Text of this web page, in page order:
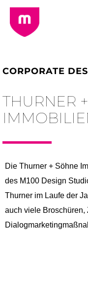
CORPORATE
THURNER
Die Thurner + Söhne
des M100 Design
Thurner im Laufe der
auch viele Broschüren,